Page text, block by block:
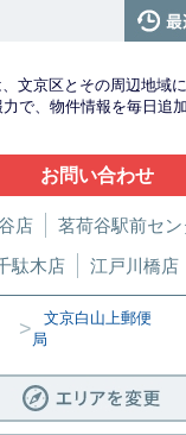
文京区とその周辺地域
で、物件情報を毎日追
お問い合わせ
店 茗荷谷駅前セン
駄木店 江戸川橋店
>
文京白山上郵便
局